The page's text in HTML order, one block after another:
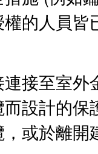
的人員
接至室
設計的
或於離